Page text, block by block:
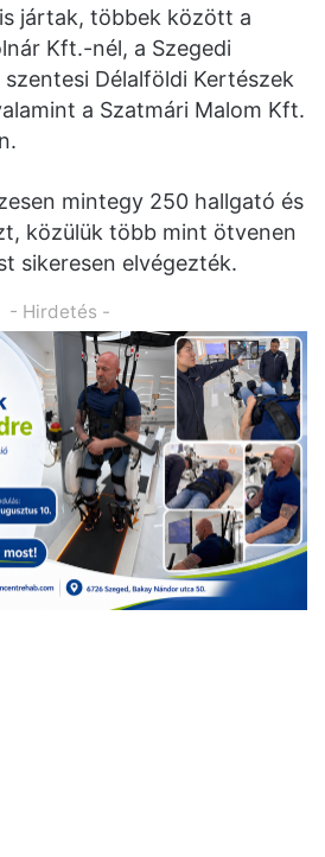
jártak, többek között a
Kft.-nél, a Szegedi
Délalföldi Kertészek
a Szatmári Malom Kft.
mintegy 250 hallgató és
közülük több mint ötvenen
sikeresen elvégezték.
- Hirdetés -